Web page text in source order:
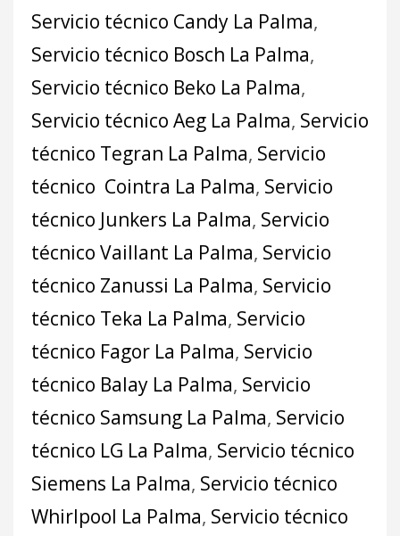
Servicio técnico Candy La Palma,
Servicio técnico Bosch La Palma,
Servicio técnico Beko La Palma,
Servicio técnico Aeg La Palma, Servicio
técnico Tegran La Palma, Servicio
técnico Cointra La Palma, Servicio
técnico Junkers La Palma, Servicio
técnico Vaillant La Palma, Servicio
técnico Zanussi La Palma, Servicio
técnico Teka La Palma, Servicio
técnico Fagor La Palma, Servicio
técnico Balay La Palma, Servicio
técnico Samsung La Palma, Servicio
técnico LG La Palma, Servicio técnico
Siemens La Palma, Servicio técnico
Whirlpool La Palma, Servicio técnico